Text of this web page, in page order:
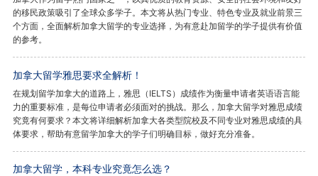
的移民政策吸引了全球众多学子。本文将从热门专业、特色专业及就业前景三
个方面，全面解析加拿大留学的专业选择，为有意赴加留学的学子提供有价值
的参考。
加拿大留学雅思要求全解析！
在规划留学加拿大的道路上，雅思（IELTS）成绩作为衡量申请者英语语言能
力的重要标准，是每位申请者必须面对的挑战。那么，加拿大留学对雅思成绩
究竟有何要求？本文将详细解析加拿大各类型院校及不同专业对雅思成绩的具
体要求，帮助有意留学加拿大的学子们明确目标，做好充分准备。
加拿大留学，本科专业究竟怎么选？